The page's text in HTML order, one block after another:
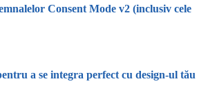
Consent Mode v2 (inclusiv cele
a se integra perfect cu design-ul tău